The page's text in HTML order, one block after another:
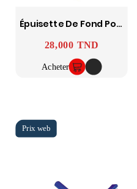
Épuisette De Fond Pour Piscine Avec Clip EZ
Prix
28,000 TND
Acheter